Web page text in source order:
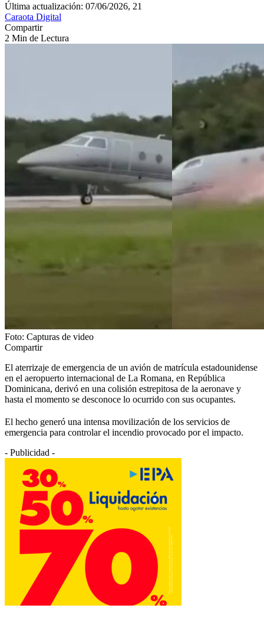
Última actualización: 07/06/2026, 21
Caraota Digital
Compartir
2 Min de Lectura
Foto: Capturas de video
Compartir
El aterrizaje de emergencia de un avión de matrícula estadounidense
en el aeropuerto internacional de La Romana, en República
Dominicana, derivó en una colisión estrepitosa de la aeronave y
hasta el momento se desconoce lo ocurrido con sus ocupantes.
El hecho generó una intensa movilización de los servicios de
emergencia para controlar el incendio provocado por el impacto.
- Publicidad -